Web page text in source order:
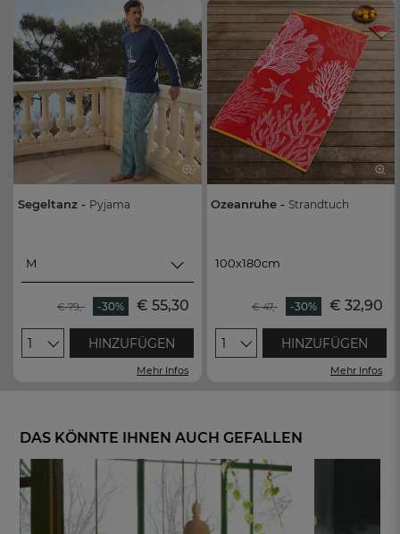
Segeltanz - Pyjama
M
M
L
XL
€ 79,- -30% € 55,30
1 HINZUFÜGEN
Mehr Infos
Ozeanruhe -Strandtuch
100x180cm
€ 47,- -30% € 32,90
1 HINZUFÜGEN
Mehr Infos
DAS KÖNNTE IHNEN AUCH GEFALLEN